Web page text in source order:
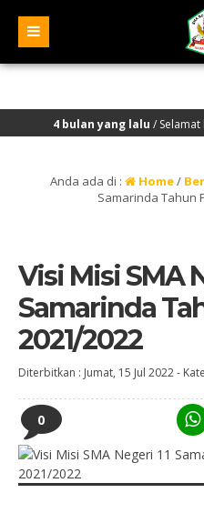
4 bulan yang lalu/ Selamat
Anda ada di : Home/
Samarinda Tahun
Visi Misi SMA
Samarinda
2021/2022
Diterbitkan : Jumat, 15 Jul 2022-
0